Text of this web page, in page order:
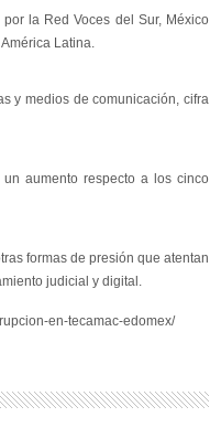
la Red Voces del Sur, México
Latina.
y medios de comunicación, cifra
aumento respecto a los cinco
formas de presión que atentan
judicial y digital.
en-tecamac-edomex/